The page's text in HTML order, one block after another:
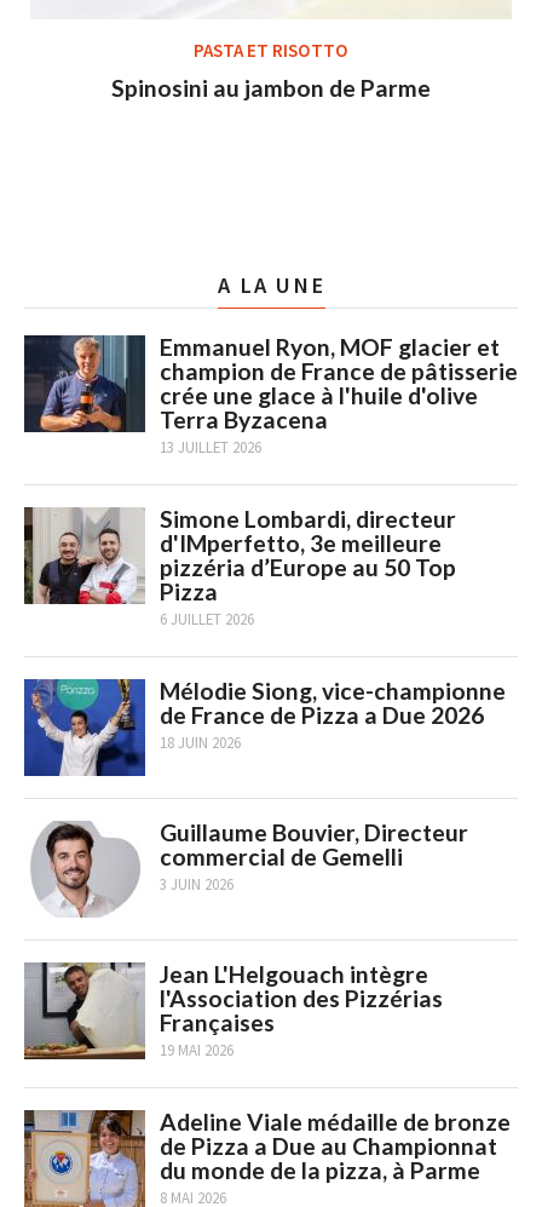
PASTA ET RISOTTO
Spinosini au jambon de Parme
A LA UNE
Emmanuel Ryon, MOF glacier et
champion de France de pâtisserie
crée une glace à l'huile d'olive
Terra Byzacena
13 JUILLET 2026
Simone Lombardi, directeur
d'IMperfetto, 3e meilleure
pizzéria d’Europe au 50 Top
Pizza
6 JUILLET 2026
Mélodie Siong, vice-championne
de France de Pizza a Due 2026
18 JUIN 2026
Guillaume Bouvier, Directeur
commercial de Gemelli
3 JUIN 2026
Jean L'Helgouach intègre
l'Association des Pizzérias
Françaises
19 MAI 2026
Adeline Viale médaille de bronze
de Pizza a Due au Championnat
du monde de la pizza, à Parme
8 MAI 2026